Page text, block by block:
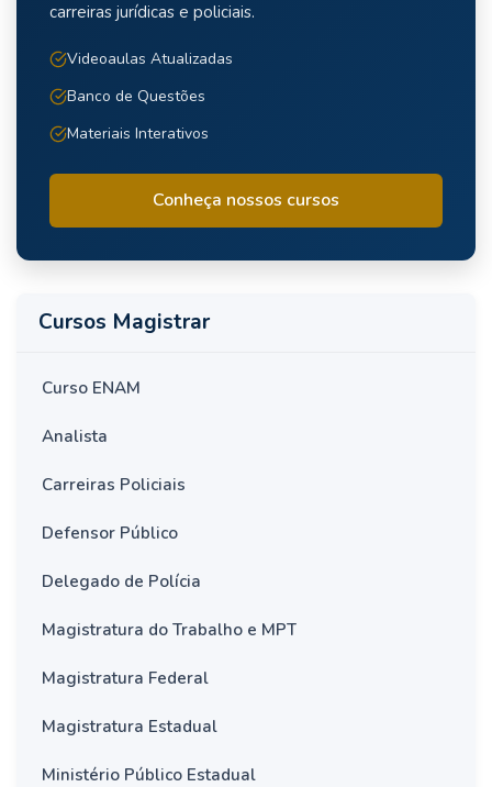
carreiras jurídicas e policiais.
Videoaulas Atualizadas
Banco de Questões
Materiais Interativos
Conheça nossos cursos
Cursos Magistrar
Curso ENAM
Analista
Carreiras Policiais
Defensor Público
Delegado de Polícia
Magistratura do Trabalho e MPT
Magistratura Federal
Magistratura Estadual
Ministério Público Estadual